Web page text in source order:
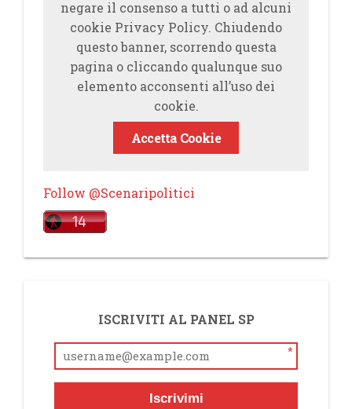
negare il consenso a tutti o ad alcuni
cookie Privacy Policy. Chiudendo
questo banner, scorrendo questa
pagina o cliccando qualunque suo
elemento acconsenti all’uso dei
cookie.
Accetta Cookie
Follow @Scenaripolitici
ISCRIVITI AL PANEL SP
*
Iscrivimi